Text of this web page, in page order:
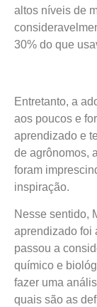
altos níveis de
30% do que
Entretanto, a
aos poucos e
aprendizado e
de agrônomos,
foram
inspiração.
Nesse sentido,
aprendizado foi
passou a
químico e
fazer uma
quais são as